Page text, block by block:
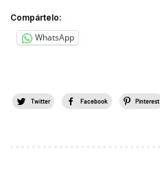
Compártelo:
WhatsApp
Twitter Facebook Pinterest